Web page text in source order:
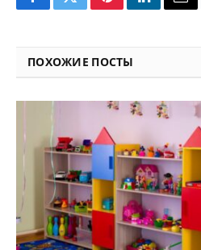
FacebookTwitterPinterestLinkedIn
ПОХОЖИЕ ПОСТЫ